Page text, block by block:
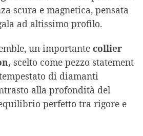
scura e magnetica, pensata
ad altissimo profilo.
un importante collier
scelto come pezzo statement
di diamanti
alla profondità del
perfetto tra rigore e